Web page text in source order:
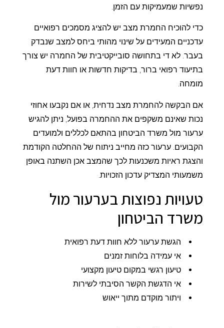
נפשיות שמעמיקות עם הזמן.
כדי להוכיח החמרת מצב יש להציג מסמכים רפואיים
עדכניים המעידים על שינוי מהותי ביחס למצב שנבדק
בעבר. לא די בתחושה סובייקטיבית של החמרה יש צורך
בתיעוד רפואי ברור, בדיקות חדשות או חוות דעת
מומחה.
אם הבקשה להחמרת מצב נדחית, או אם נקבעו אחוזי
נכות שאינם משקפים את ההחמרה בפועל, ניתן להגיש
ערעור מול משרד הביטחון בהתאם לכללים ולמועדים
הקבועים. ערעור כזה מחייב ניתוח של ההחלטה הקודמת
והצגת ראיות משכנעות לכך שהמצב אכן השתנה באופן
משמעותי המצדיק עדכון הזכויות.
טעויות נפוצות בערעור מול
משרד הביטחון
הגשת ערעור ללא חוות דעת רפואית
אי עמידה בלוחות זמנים
טיעון רגשי במקום טיעון מקצועי
אי הדגשת הקשר הסיבתי לשירות
ויתור מוקדם מתוך ייאוש